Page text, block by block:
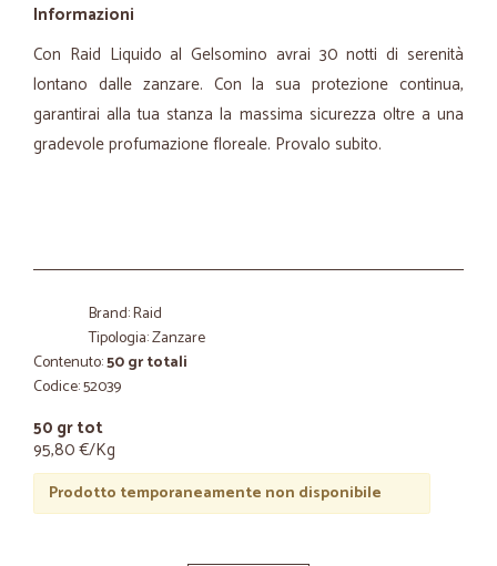
Informazioni
Con Raid Liquido al Gelsomino avrai 30 notti di serenità
lontano dalle zanzare. Con la sua protezione continua,
garantirai alla tua stanza la massima sicurezza oltre a una
gradevole profumazione floreale. Provalo subito.
Brand: Raid
Tipologia: Zanzare
Contenuto:50 gr totali
Codice: 52039
50 gr tot
95,80 €/Kg
Prodotto temporaneamente non disponibile